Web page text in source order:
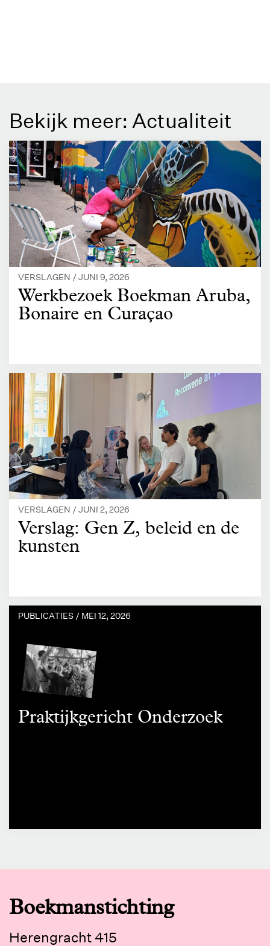
Bekijk meer: Actualiteit
VERSLAGEN /JUNI 9, 2026
Werkbezoek Boekman Aruba,
Bonaire en Curaçao
VERSLAGEN /JUNI 2, 2026
Verslag: Gen Z, beleid en de
kunsten
PUBLICATIES / MEI 12, 2026
Praktijkgericht Onderzoek
Boekmanstichting
Herengracht 415